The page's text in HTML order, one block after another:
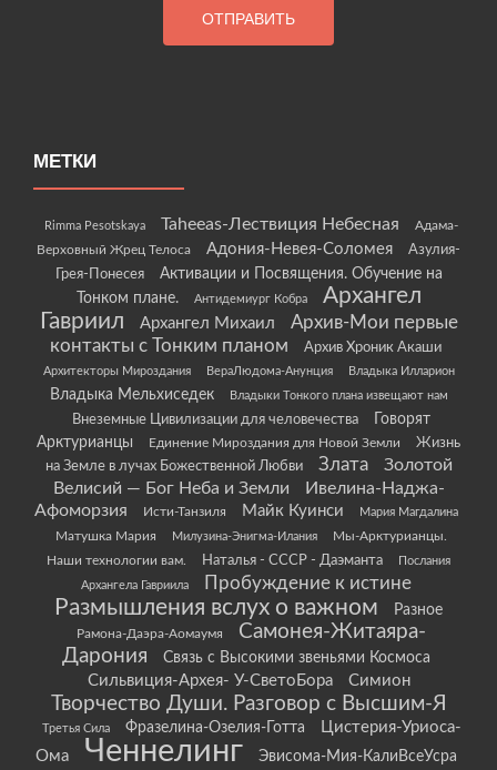
МЕТКИ
Rimma Pesotskaya Taheeas-Лествиция Небесная
Адама-
Верховный Жрец Телоса
Адония-Невея-Соломея
Азулия-
Грея-Понесея
Активации и Посвящения. Обучение на
Тонком плане.
Антидемиург Кобра
Архангел
Гавриил
Архангел Михаил
Архив-Мои первые
контакты с Тонким планом
Архив Хроник Акаши
Архитекторы Мироздания ВераЛюдома-Анунция Владыка Илларион
Владыка Мельхиседек Владыки Тонкого плана извещают нам
Внеземные Цивилизации для человечества
Говорят
Арктурианцы
Единение Мироздания для Новой Земли
Жизнь
на Земле в лучах Божественной Любви
Злата
Золотой
Велисий — Бог Неба и Земли
Ивелина-Наджа-
Афоморзия
Исти-Танзиля Майк Куинси Мария Магдалина
Матушка Мария Милузина-Энигма-Илания
Мы-Арктурианцы.
Наши технологии вам.
Наталья - СССР - Даэманта
Послания
Архангела Гавриила
Пробуждение к истине
Размышления вслух о важном Разное
Рамона-Даэра-Аомаумя
Самонея-Житаяра-
Дарония
Связь с Высокими звеньями Космоса
Сильвиция-Архея- У-СветоБора Симион
Творчество Души. Разговор с Высшим-Я
Третья Сила Фразелина-Озелия-Готта
Цистерия-Уриоса-
Ома
Ченнелинг Эвисома-Мия-КалиВсеУсра